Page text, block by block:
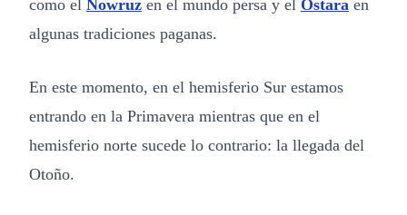
como el Nowruz en el mundo persa y el Ostara en
algunas tradiciones paganas.
En este momento, en el hemisferio Sur estamos
entrando en la Primavera mientras que en el
hemisferio norte sucede lo contrario: la llegada del
Otoño.